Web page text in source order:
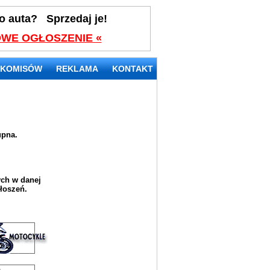
auta? Sprzedaj je!
OGŁOSZENIE «
REKLAMA KONTAKT
w danej